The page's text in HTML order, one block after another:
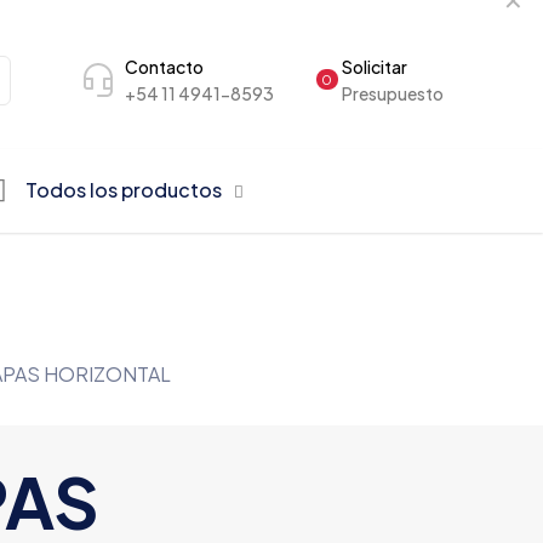
Contacto
+54 11 4941-8593
0
Solicitar
Presupuesto
Todos los productos
HORIZONTAL